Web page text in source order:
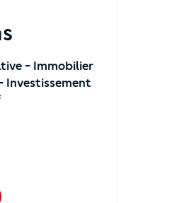
- Immobilier
Investissement